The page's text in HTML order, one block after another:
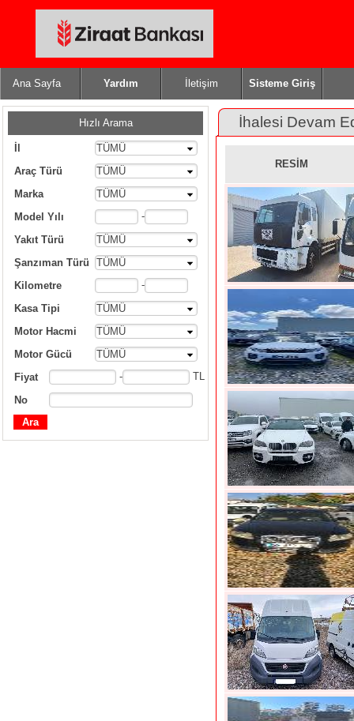
Ana Sayfa Yardım İletişim Sisteme Giriş
Hızlı Arama
TÜMÜ
Araç Türü
TÜMÜ
Marka
TÜMÜ
Model Yılı
-
Yakıt Türü
TÜMÜ
Şanzıman Türü
TÜMÜ
Kilometre
-
Kasa Tipi
TÜMÜ
Motor Hacmi
TÜMÜ
Motor Gücü
TÜMÜ
Fiyat
- TL
No
İhalesi Devam
RESİM